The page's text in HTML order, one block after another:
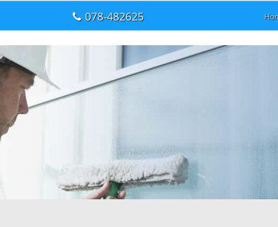
078-482625